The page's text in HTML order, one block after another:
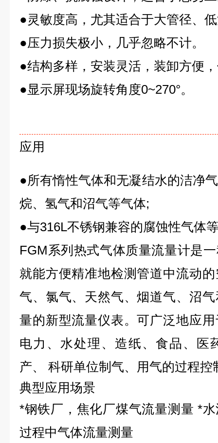
●灵敏度高，尤其适合于大管径、
●压力损失极小，几乎忽略不计。
●结构多样，安装灵活，装卸方便
●显示屏现场旋转角度0~270°。
应用
●所有惰性气体和无凝结水的洁净
烷、氢气和沼气等气体;
●与316L不锈钢兼容的腐蚀性气体
FGM系列热式气体质量流量计是
就能方便精准地检测管道中流动
气、氯气、天然气、烟道气、沼
量的新型流量仪表。可广泛地应
电力、水处理、造纸、食品、医
产、 科研单位制气、用气的过程
典型应用场景
*钢铁厂，焦化厂煤气流量测量 *
过程中气体流量测量